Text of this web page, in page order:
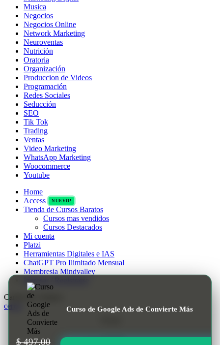
Musica
Negocios
Negocios Online
Network Marketing
Neuroventas
Nutrición
Oratoria
Organización
Produccion de Videos
Programación
Redes Sociales
Seducción
SEO
Tik Tok
Trading
Ventas
Video Marketing
WhatsApp Marketing
Woocommerce
Youtube
Home
Access
NUEVO!
Tienda de Cursos Baratos
Cursos mas vendidos
Cursos Destacados
Mi cuenta
Platzi
Herramientas Digitales e IAS
ChatGPT Pro Ilimitado Mensual
Membresia Mindvalley
Carrito de compras
cerrar
Carrito
Curso de Google Ads de Convierte Más
$497.00